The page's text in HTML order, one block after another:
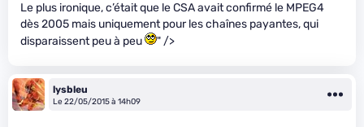
Le plus ironique, c’était que le CSA avait confirmé le MPEG4
dès 2005 mais uniquement pour les chaînes payantes, qui
disparaissent peu à peu
" />
lysbleu
Le 22/05/2015 à 14h09